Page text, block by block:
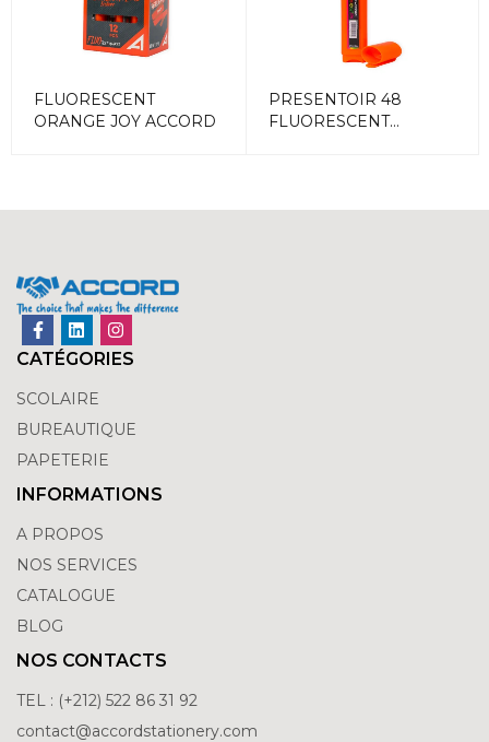
FLUORESCENT
ORANGE JOY ACCORD
PRESENTOIR 48
FLUORESCENT
CATÉGORIES
SCOLAIRE
BUREAUTIQUE
PAPETERIE
INFORMATIONS
A PROPOS
NOS SERVICES
CATALOGUE
BLOG
NOS CONTACTS
TEL : (+212) 522 86 31 92
contact@accordstationery.com